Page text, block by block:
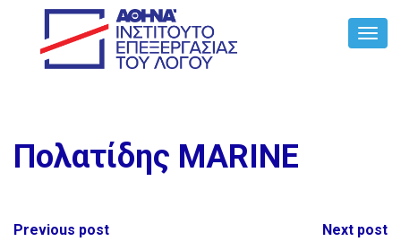
Πολατίδης MARINE
Post
Previous post Next post